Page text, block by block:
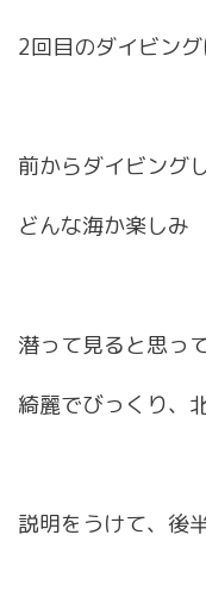
2回目のダイビン
前からダイビング
どんな海か楽しみ
潜って見ると思っ
綺麗でびっくり、
説明をうけて、後